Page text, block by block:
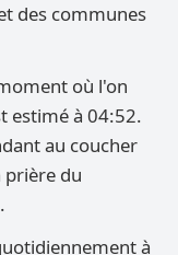
des communes
où l'on
estimé à 04:52.
au coucher
prière du
à